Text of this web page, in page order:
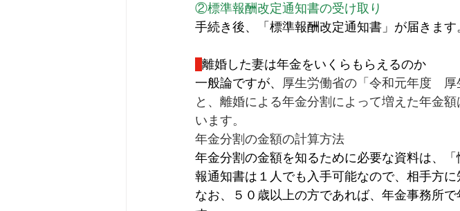
②標準報酬改定通知書の受け取り
手続き後、「標準報酬改定通知書」が届きます
離婚した妻は年金をいくらもらえるのか
一般論ですが、 厚生労働省の「令和元年度　
と、離婚による年金分割によって増えた年金
います。
年金分割の金額の計算方法
年金分割の金額を知るために必要な資料は、
報通知書は１人でも入手可能なので、相手方
なお、５０歳以上の方であれば、年金事務所